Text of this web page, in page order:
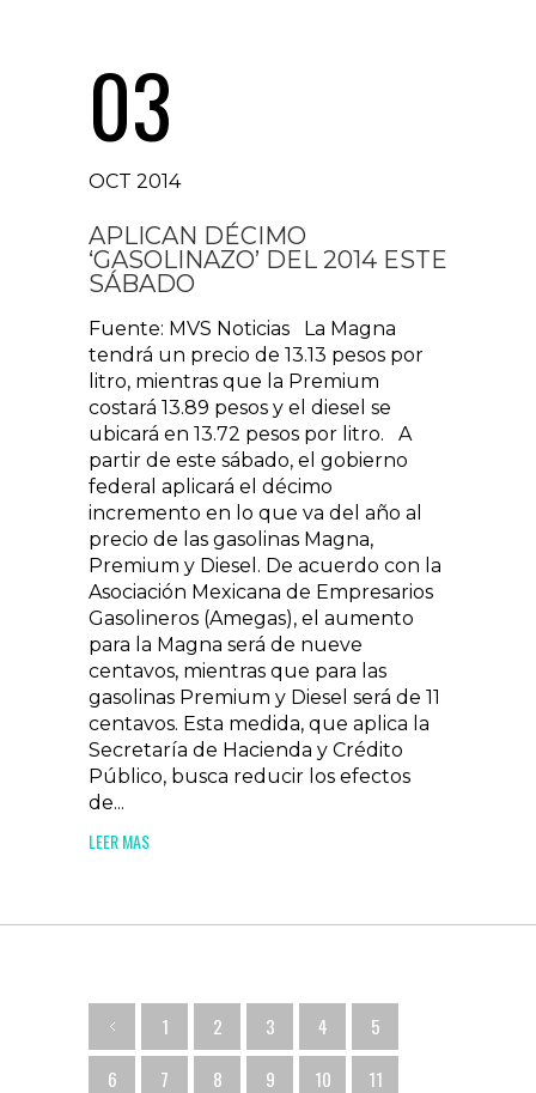
03
OCT 2014
APLICAN DÉCIMO
‘GASOLINAZO’ DEL 2014 ESTE
SÁBADO
Fuente: MVS Noticias La Magna
tendrá un precio de 13.13 pesos por
litro, mientras que la Premium
costará 13.89 pesos y el diesel se
ubicará en 13.72 pesos por litro. A
partir de este sábado, el gobierno
federal aplicará el décimo
incremento en lo que va del año al
precio de las gasolinas Magna,
Premium y Diesel. De acuerdo con la
Asociación Mexicana de Empresarios
Gasolineros (Amegas), el aumento
para la Magna será de nueve
centavos, mientras que para las
gasolinas Premium y Diesel será de 11
centavos. Esta medida, que aplica la
Secretaría de Hacienda y Crédito
Público, busca reducir los efectos
de...
LEER MAS
1 2 3 4
5
6
7 8 9 10
11